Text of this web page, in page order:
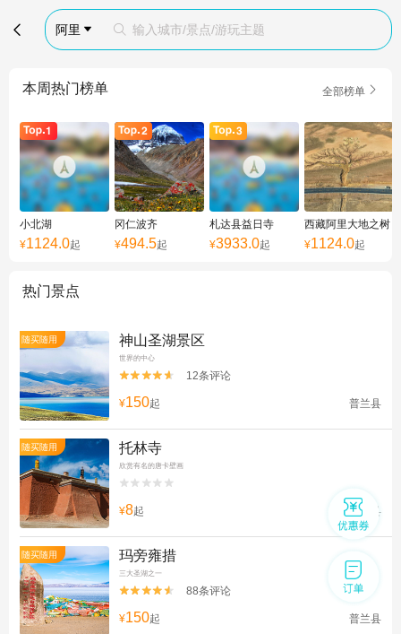
 阿里   输入城市/景点/游玩主题
本周热门榜单 全部榜单 
小北湖
¥1124.0起
冈仁波齐
¥494.5起
札达县益日寺
¥3933.0起
西藏阿里大地之树
¥1124.0起
热门景点
随买随用 神山圣湖景区
世界的中心

 12条评论
¥150起 普兰县
随买随用 托林寺
欣赏有名的唐卡壁画


¥8起 扎达县
随买随用 玛旁雍措
三大圣湖之一

 88条评论
¥150起 普兰县